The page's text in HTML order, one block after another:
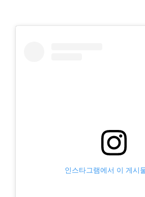
인스타그램에서 이 게시